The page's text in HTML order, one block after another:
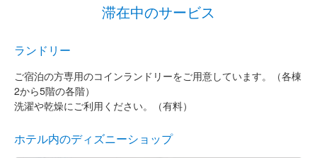
滞在中のサービス
ランドリー
ご宿泊の方専用のコインランドリーをご用意しています。（各棟
2から5階の各階）
洗濯や乾燥にご利用ください。（有料）
ホテル内のディズニーショップ